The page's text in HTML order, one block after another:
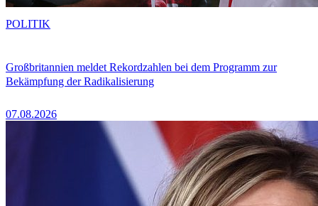
Großbritannien meldet Rekordzahlen bei dem Programm zur
Bekämpfung der Radikalisierung
07.08.2026
POLITIK